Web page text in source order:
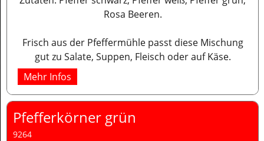
Rosa Beeren.
Frisch aus der Pfeffermühle passt diese Mischung
gut zu Salate, Suppen, Fleisch oder auf Käse.
Mehr Infos
Pfefferkörner grün
9264